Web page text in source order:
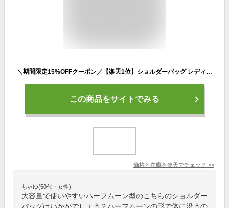
＼期間限定15%OFFクーポン／【楽天1位】ショルダーバッグ レディース ラウンドショルダーバッグ ボディバッグ レディース 旅行バッグ 軽量 レディース 通勤 通学 メンズ 大きめ マザーバッグ 軽量 大容量 ハーフムーン型 バナナショルダー コーデュロイ
この商品をサイトでみる
価格と在庫を楽天でチェック >>
ちゃゆ(50代・女性)
大容量で使いやすいハーフムーン型のこちらのショルダー